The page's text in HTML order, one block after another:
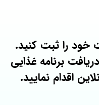
خود را ثبت کنید.
برنامه غذایی
اقدام نمایید.